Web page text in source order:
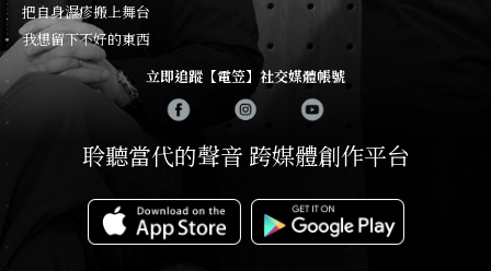
把自身濕疹搬上舞台
我想留下不好的東西
立即追蹤【電笠】社交媒體帳號
聆聽當代的聲音 跨媒體創作平台